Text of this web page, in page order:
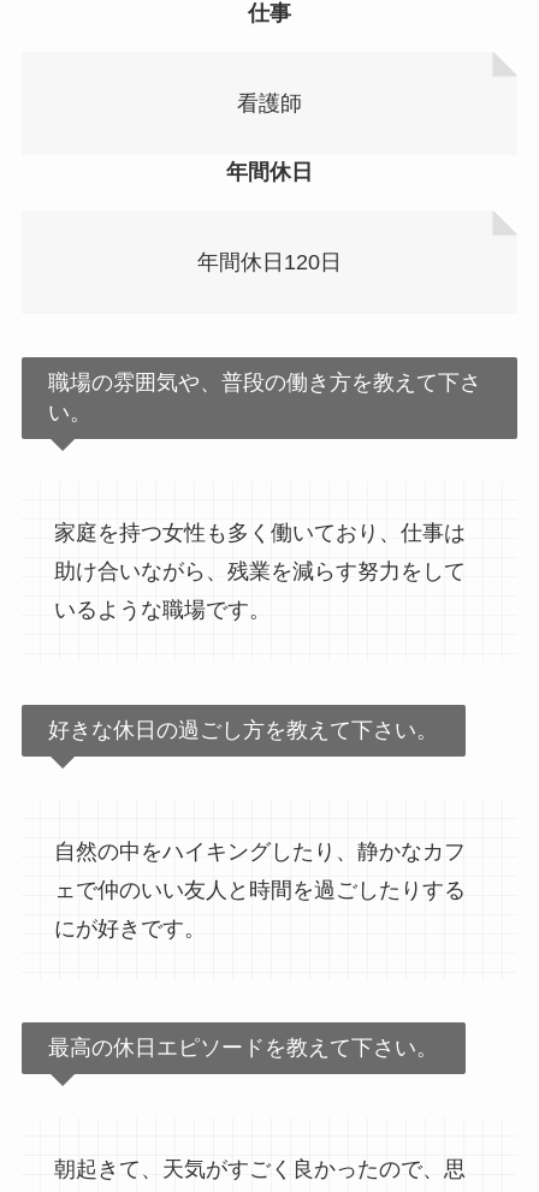
仕事
看護師
年間休日
年間休日120日
職場の雰囲気や、普段の働き方を教えて下さ
い。
家庭を持つ女性も多く働いており、仕事は
助け合いながら、残業を減らす努力をして
いるような職場です。
好きな休日の過ごし方を教えて下さい。
自然の中をハイキングしたり、静かなカフ
ェで仲のいい友人と時間を過ごしたりする
にが好きです。
最高の休日エピソードを教えて下さい。
朝起きて、天気がすごく良かったので、思